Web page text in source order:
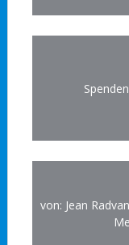
von: Jean